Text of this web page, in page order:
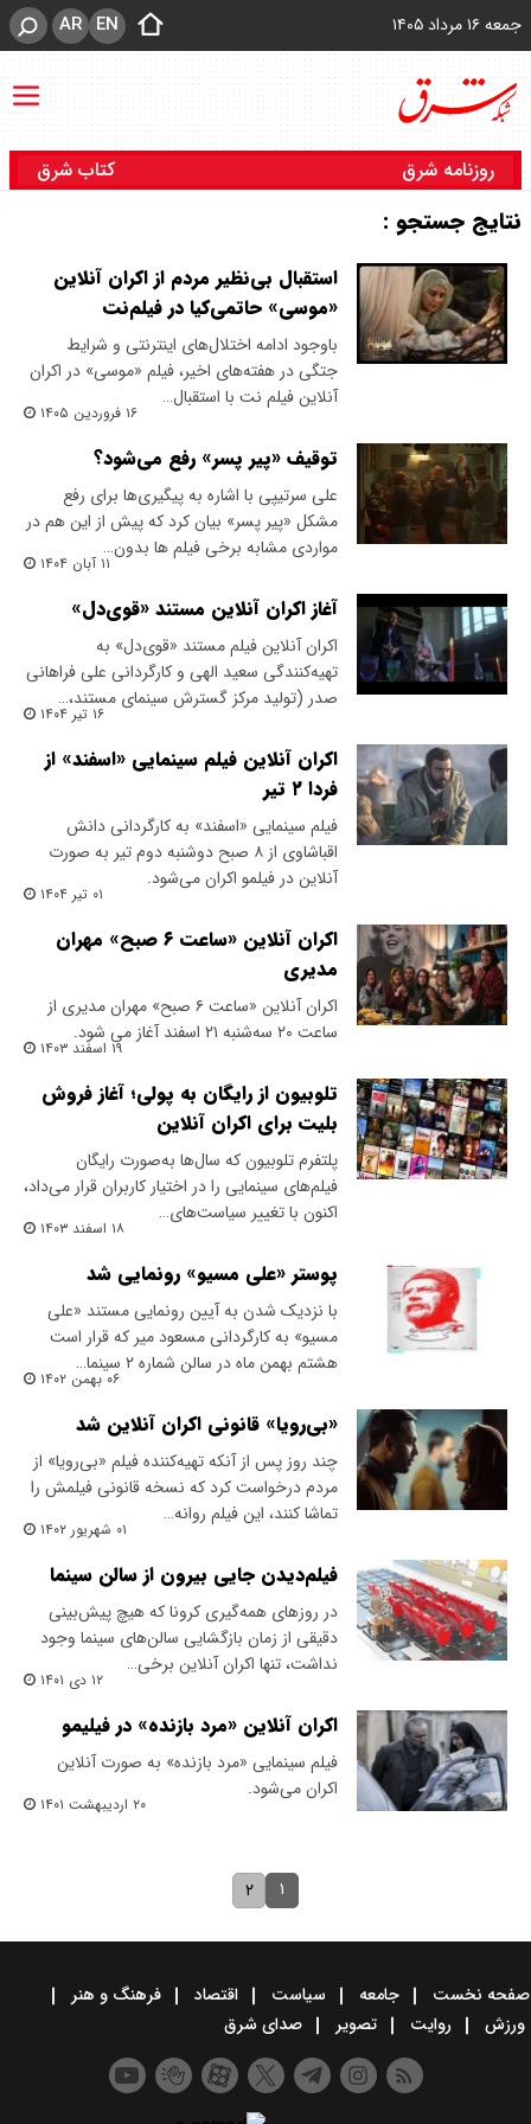
جمعه ۱۶ مرداد ۱۴۰۵ EN
AR
روزنامه شرق کتاب شرق
نتایج جستجو :
استقبال بی‌نظیر مردم از اکران آنلاین
«موسی» حاتمی‌کیا در فیلم‌نت
باوجود ادامه اختلال‌های اینترنتی و شرایط
جتگی در هفته‌های اخیر، فیلم «موسی» در اکران
آنلاین فیلم‌ نت با استقبال…
۱۶ فروردین ۱۴۰۵
توقیف «پیر پسر» رفع می‌شود؟
​علی سرتیپی با اشاره به پیگیری‌ها برای رفع
مشکل «پیر پسر» بیان کرد که پیش از این هم در
مواردی مشابه برخی فیلم ها بدون…
۱۱ آبان ۱۴۰۴
آغاز اکران آنلاین مستند «قوی‌دل»
اکران آنلاین فیلم مستند «قوی‌دل» به
تهیه‌کنندگی سعید الهی و کارگردانی علی فراهانی
صدر (تولید مرکز گسترش سینمای مستند،…
۱۶ تیر ۱۴۰۴
اکران آنلاین فیلم سینمایی «اسفند» از
فردا ۲ تیر
فیلم سینمایی «اسفند» به کارگردانی دانش
اقباشاوی از ۸ صبح دوشنبه دوم تیر به صورت
آنلاین در فیلمو اکران می‌شود.
۰۱ تیر ۱۴۰۴
اکران آنلاین «ساعت ۶ صبح» مهران
مدیری
اکران آنلاین «ساعت ۶ صبح» مهران مدیری از
ساعت ۲۰ سه‌شنبه ۲۱ اسفند آغاز می شود.
۱۹ اسفند ۱۴۰۳
تلوبیون از رایگان به پولی؛ آغاز فروش
بلیت برای اکران آنلاین
پلتفرم تلوبیون که سال‌ها به‌صورت رایگان
فیلم‌های سینمایی را در اختیار کاربران قرار می‌داد،
اکنون با تغییر سیاست‌های…
۱۸ اسفند ۱۴۰۳
پوستر «علی مسیو» رونمایی شد
با نزدیک شدن به آیین رونمایی مستند «علی
مسیو» به کارگردانی مسعود میر که قرار است
هشتم بهمن ماه در سالن شماره ۲ سینما…
۰۶ بهمن ۱۴۰۲
«بی‌رویا» قانونی اکران آنلاین شد
چند روز پس از آنکه تهیه‌کننده فیلم «بی‌رویا» از
مردم درخواست کرد که نسخه قانونی فیلمش را
تماشا کنند، این فیلم روانه…
۰۱ شهریور ۱۴۰۲
فیلم‌دیدن جایی بیرون از سالن سینما
در روزهای همه‌گیری کرونا که هیچ پیش‌بینی
دقیقی از زمان بازگشایی سالن‌های سینما وجود
نداشت، تنها اکران آنلاین برخی…
۱۲ دی ۱۴۰۱
اکران آنلاین «مرد بازنده» در فیلیمو
فیلم سینمایی «مرد بازنده» به صورت آنلاین
اکران می‌شود.
۲۰ اردیبهشت ۱۴۰۱
۱ ۲
صفحه نخست جامعه سیاست اقتصاد
فرهنگ و هنر
ورزش
روایت تصویر صدای شرق